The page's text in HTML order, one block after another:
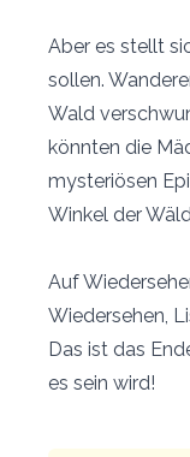
Aber es stellt
sollen.
Wald
könnten die
mysteriösen
Winkel der
Auf
Wiedersehen,
Das ist das
es sein wird!